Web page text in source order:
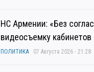
НС Армении: «Без
видеосъемку кабинетов
ПОЛИТИКА 07 Августа 2026 - 21:28